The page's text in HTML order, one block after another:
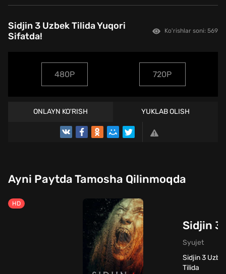
Sidjin 3 Uzbek Tilida Yuqori
Sifatda!
Ko'rishlar soni: 569
480P 720P
ONLAYN KO'RISH YUKLAB OLISH
Ayni Paytda Tamosha Qilinmoqda
HD
Sidjin 3
Syujet
Sidjin 3
Tilida